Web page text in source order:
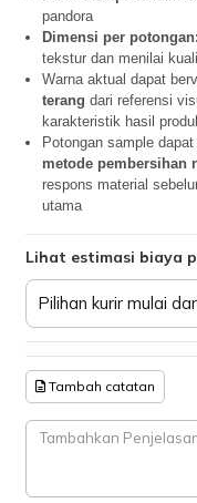
pandora
Dimensi per potongan:
tekstur dan menilai
Warna aktual dapat
terang dari referensi
karakteristik hasil
Potongan sample
metode pembersihan
respons material
utama
Lihat estimasi biaya
Pilihan kurir mulai
Tambah catatan